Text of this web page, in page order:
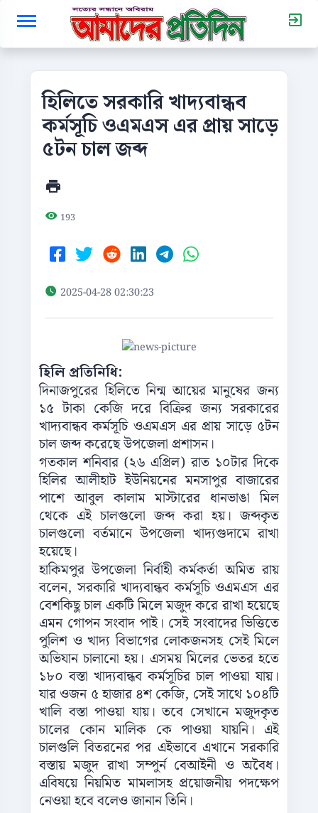
হিলিতে সরকারি খাদ্যবান্ধব
কর্মসূচি ওএমএস এর প্রায় সাড়ে
৫টন চাল জব্দ
193
2025-04-28 02:30:23
হিলি প্রতিনিধি:
দিনাজপুরের হিলিতে নিন্ম আয়ের মানুষের জন্য
১৫ টাকা কেজি দরে বিক্রির জন্য সরকারের
খাদ্যবান্ধব কর্মসূচি ওএমএস এর প্রায় সাড়ে ৫টন
চাল জব্দ করেছে উপজেলা প্রশাসন।
গতকাল শনিবার (২৬ এপ্রিল) রাত ১০টার দিকে
হিলির আলীহাট ইউনিয়নের মনসাপুর বাজারের
পাশে আবুল কালাম মাস্টারের ধানভাঙা মিল
থেকে এই চালগুলো জব্দ করা হয়। জব্দকৃত
চালগুলো বর্তমানে উপজেলা খাদ্যগুদামে রাখা
হয়েছে।
হাকিমপুর উপজেলা নির্বাহী কর্মকর্তা অমিত রায়
বলেন, সরকারি খাদ্যবান্ধব কর্মসূচি ওএমএস এর
বেশকিছু চাল একটি মিলে মজুদ করে রাখা হয়েছে
এমন গোপন সংবাদ পাই। সেই সংবাদের ভিত্তিতে
পুলিশ ও খাদ্য বিভাগের লোকজনসহ সেই মিলে
অভিযান চালানো হয়। এসময় মিলের ভেতর হতে
১৮০ বস্তা খাদ্যবান্ধব কর্মসূচির চাল পাওয়া যায়।
যার ওজন ৫ হাজার ৪শ কেজি, সেই সাথে ১০৪টি
খালি বস্তা পাওয়া যায়। তবে সেখানে মজুদকৃত
চালের কোন মালিক কে পাওয়া যায়নি। এই
চালগুলি বিতরনের পর এইভাবে এখানে সরকারি
বস্তায় মজুদ রাখা সম্পুর্ন বেআইনী ও অবৈধ।
এবিষয়ে নিয়মিত মামলাসহ প্রয়োজনীয় পদক্ষেপ
নেওয়া হবে বলেও জানান তিনি।